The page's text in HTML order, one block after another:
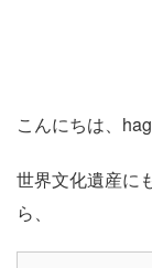
こんにちは、
世界文化遺産に
ら、